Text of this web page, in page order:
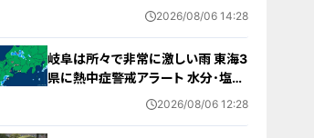
上 7月半ばから体調不良 母親とみら
2026/08/06 14:28
岐阜は所々で非常に激しい雨 東海3
県に熱中症警戒アラート 水分･塩分
補給など対策を 愛知･名古屋･岐阜･
2026/08/06 12:28